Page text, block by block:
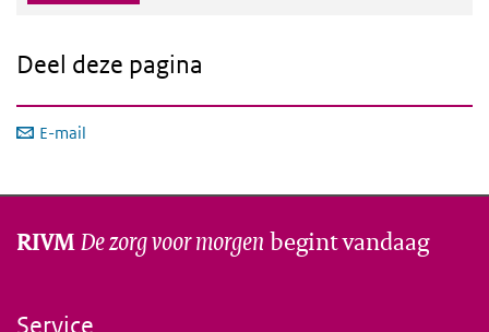
Deel deze pagina
E-mail
RIVMDe zorg voor morgen begint vandaag
Service